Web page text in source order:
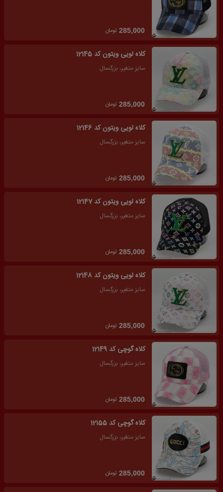
285,000 تومان
کلاه لویی ویتون کد 12145
سایز متغیر، بزرگسال
285,000 تومان
کلاه لویی ویتون کد 12146
سایز متغیر، بزرگسال
285,000 تومان
کلاه لویی ویتون کد 12147
سایز متغیر، بزرگسال
285,000 تومان
کلاه لویی ویتون کد 12148
سایز متغیر، بزرگسال
285,000 تومان
کلاه گوچی کد 12149
سایز متغیر، بزرگسال
285,000 تومان
کلاه گوچی کد 12155
سایز متغیر، بزرگسال
285,000 تومان